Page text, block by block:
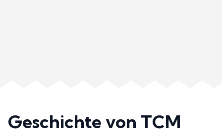
Geschichte von TCM